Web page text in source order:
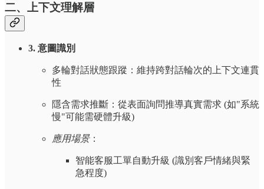
二、上下文理解層
3. 意圖識別
多輪對話狀態跟蹤：維持跨對話輪次的上下文連貫
性
隱含需求推斷：從表面詢問推導真實需求 (如"系統
慢"可能需硬體升級)
應用場景：
智能客服工單自動升級 (識別客戶情緒與緊
急程度)